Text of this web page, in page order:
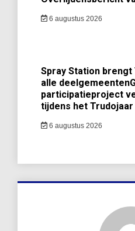
6 augustus 2026
Spray Station
alle
participatieproject
tijdens het Trudojaar
6 augustus 2026